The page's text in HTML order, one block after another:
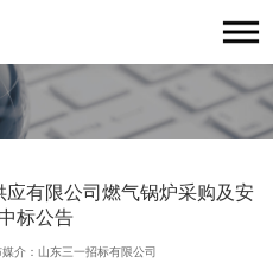
有限公司燃气锅炉采购及安
标公告
媒介：山东三一招标有限公司